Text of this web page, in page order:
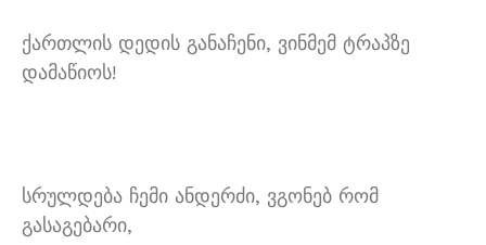
ქართლის დედის განაჩენი, ვინმემ ტრაპზე
დამაწიოს!
სრულდება ჩემი ანდერძი, ვგონებ რომ
გასაგებარი,